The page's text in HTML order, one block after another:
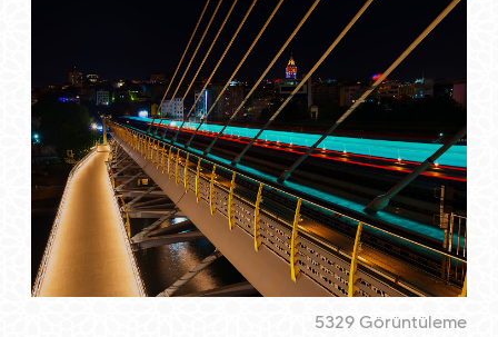
5329 Görüntüleme